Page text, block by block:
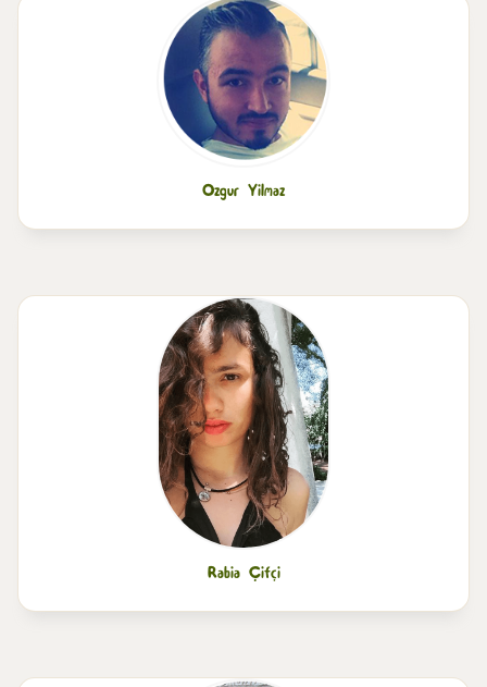
Ozgur Yilmaz
Rabia Çifçi